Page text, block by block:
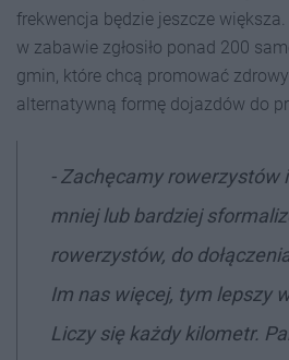
frekwencja będzie jeszcze
w zabawie zgłosiło ponad 200
gmin, które chcą promować
alternatywną formę dojazdów do
-Zachęcamy rowerzystów
mniej lub bardziej
rowerzystów, do
Im nas więcej, tym lepszy
Liczy się każdy kilometr.